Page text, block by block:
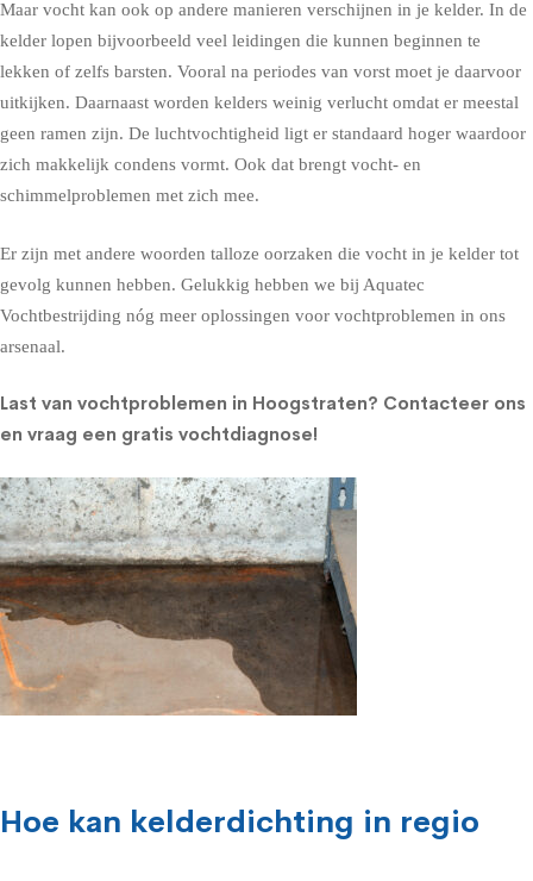
Maar vocht kan ook op andere manieren verschijnen in je kelder. In de
kelder lopen bijvoorbeeld veel leidingen die kunnen beginnen te
lekken of zelfs barsten. Vooral na periodes van vorst moet je daarvoor
uitkijken. Daarnaast worden kelders weinig verlucht omdat er meestal
geen ramen zijn. De luchtvochtigheid ligt er standaard hoger waardoor
zich makkelijk condens vormt. Ook dat brengt vocht- en
schimmelproblemen met zich mee.
Er zijn met andere woorden talloze oorzaken die vocht in je kelder tot
gevolg kunnen hebben. Gelukkig hebben we bij Aquatec
Vochtbestrijding nóg meer oplossingen voor vochtproblemen in ons
arsenaal.
Last van vochtproblemen in Hoogstraten? Contacteer ons
en vraag een gratis vochtdiagnose!
Hoe kan kelderdichting in regio